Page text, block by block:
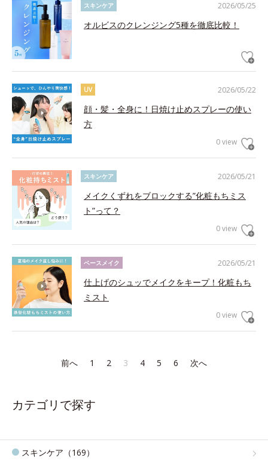
2026/05/25
スキンケア
オルビスのクレンジング5種を徹底比較！
2026/05/22
UV
顔・髪・全身に！日焼け止めスプレーの使い
方
0 view
2026/05/21
スキンケア
メイクくずれをブロックする”化粧もちミス
ト”って？
0 view
2026/05/21
ベースメイク
仕上げのシュッでメイクをキープ！化粧もち
ミスト
0 view
前へ 1 2 3 4 5 6 次へ
カテゴリで探す
スキンケア（169）